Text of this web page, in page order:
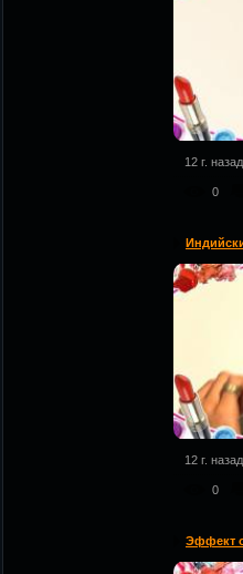
12 г. назад
0
12 г. назад
0
Эффект